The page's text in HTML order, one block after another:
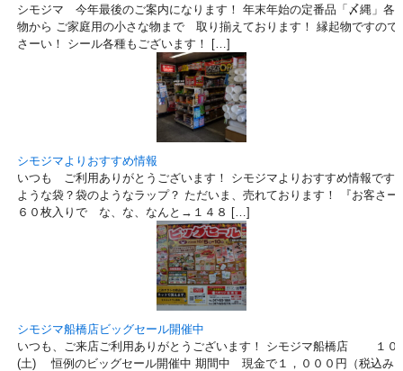
シモジマ 今年最後のご案内になります！ 年末年始の定番品「〆縄」各
物から ご家庭用の小さな物まで 取り揃えております！ 縁起物ですの
さーい！ シール各種もございます！ […]
シモジマよりおすすめ情報
いつも ご利用ありがとうございます！ シモジマよりおすすめ情報で
ような袋？袋のようなラップ？ ただいま、売れております！ 『お客さ
６０枚入りで な、な、なんと→１４８ […]
シモジマ船橋店ビッグセール開催中
いつも、ご来店ご利用ありがとうございます！ シモジマ船橋店 １０
(土) 恒例のビッグセール開催中 期間中 現金で１，０００円（税込み